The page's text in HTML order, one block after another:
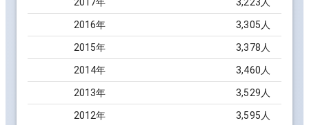
2016年 3,305 人
2015年 3,378 人
2014年 3,460 人
2013年 3,529 人
2012年 3,595 人